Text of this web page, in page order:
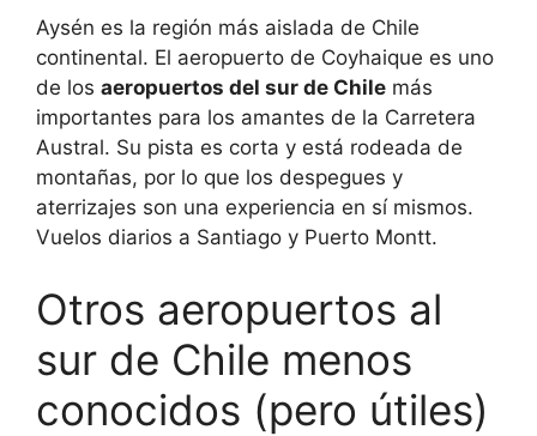
Aysén es la región más aislada de Chile
continental. El aeropuerto de Coyhaique es uno
de los aeropuertos del sur de Chile más
importantes para los amantes de la Carretera
Austral. Su pista es corta y está rodeada de
montañas, por lo que los despegues y
aterrizajes son una experiencia en sí mismos.
Vuelos diarios a Santiago y Puerto Montt.
Otros aeropuertos al
sur de Chile menos
conocidos (pero útiles)